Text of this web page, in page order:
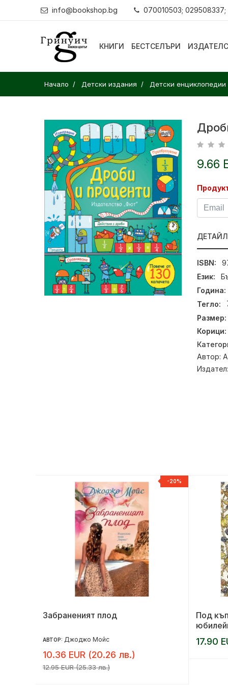
info@bookshop.bg 070010503; 029508337;
КНИГИ БЕСТСЕЛЪРИ
Начало Детски издания Детски енциклопедии
9.66
ISBN:
Език:
Година:
Тегло:
Размер:
Корици:
Автор:
Издател:
-20%
Забраненият плод
АВТОР: Джоджо Мойс
10.36 EUR (20.26 лв.)
12.95 EUR (25.33 лв.)
Под
17.90